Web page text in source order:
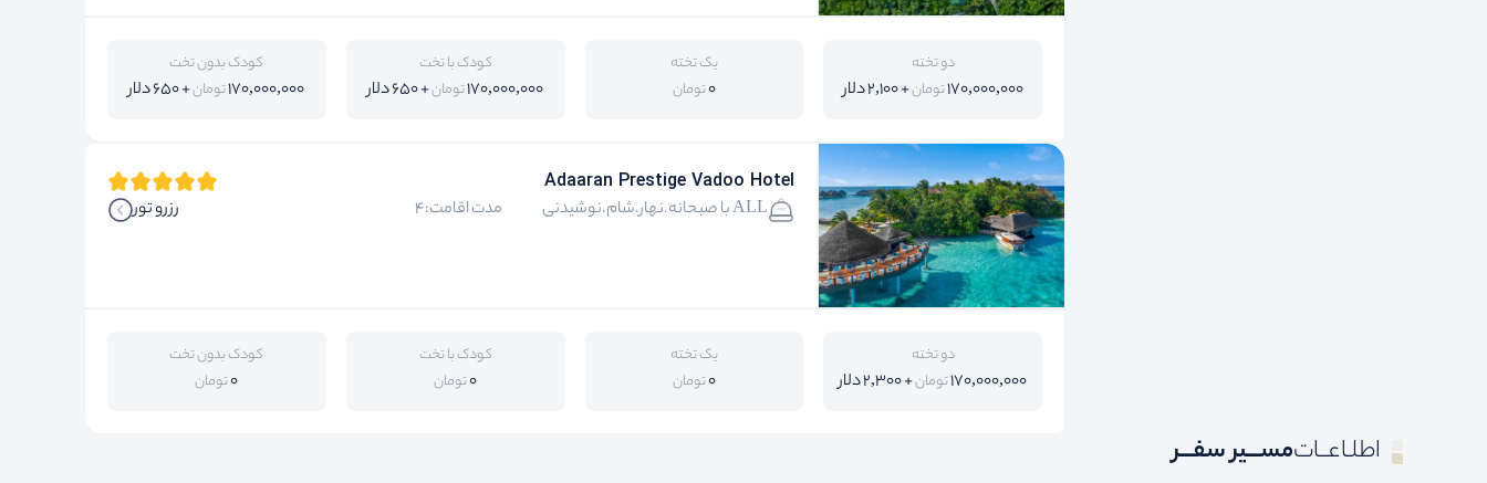
دو تخته
170,000,000تومان+ 2,100 دلار
یک تخته
0تومان
کودک با تخت
170,000,000تومان+ 650 دلار
کودک بدون تخت
170,000,000تومان+ 650 دلار
Adaaran Prestige Vadoo Hotel
ALL با صبحانه.نهار.شام.نوشیدنی مدت اقامت:4 رزرو تور
دو تخته
170,000,000تومان+ 2,300 دلار
یک تخته
0تومان
کودک با تخت
0تومان
کودک بدون تخت
0تومان
اطلـاعــاتمســـیر سفـــر